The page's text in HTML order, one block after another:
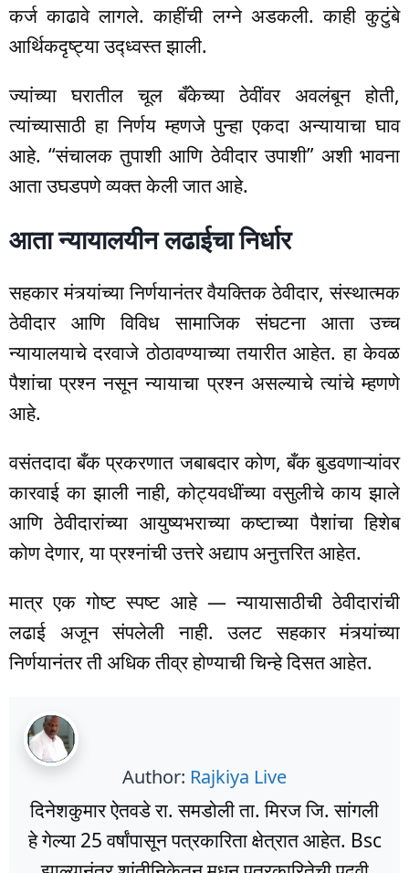
कर्ज काढावे लागले. काहींची लग्ने अडकली. काही कुटुंबे
आर्थिकदृष्ट्या उद्ध्वस्त झाली.
ज्यांच्या घरातील चूल बँकेच्या ठेवींवर अवलंबून होती,
त्यांच्यासाठी हा निर्णय म्हणजे पुन्हा एकदा अन्यायाचा घाव
आहे. “संचालक तुपाशी आणि ठेवीदार उपाशी” अशी भावना
आता उघडपणे व्यक्त केली जात आहे.
आता न्यायालयीन लढाईचा निर्धार
सहकार मंत्र्यांच्या निर्णयानंतर वैयक्तिक ठेवीदार, संस्थात्मक
ठेवीदार आणि विविध सामाजिक संघटना आता उच्च
न्यायालयाचे दरवाजे ठोठावण्याच्या तयारीत आहेत. हा केवळ
पैशांचा प्रश्न नसून न्यायाचा प्रश्न असल्याचे त्यांचे म्हणणे
आहे.
वसंतदादा बँक प्रकरणात जबाबदार कोण, बँक बुडवणाऱ्यांवर
कारवाई का झाली नाही, कोट्यवधींच्या वसुलीचे काय झाले
आणि ठेवीदारांच्या आयुष्यभराच्या कष्टाच्या पैशांचा हिशेब
कोण देणार, या प्रश्नांची उत्तरे अद्याप अनुत्तरित आहेत.
मात्र एक गोष्ट स्पष्ट आहे — न्यायासाठीची ठेवीदारांची
लढाई अजून संपलेली नाही. उलट सहकार मंत्र्यांच्या
निर्णयानंतर ती अधिक तीव्र होण्याची चिन्हे दिसत आहेत.
Author: Rajkiya Live
दिनेशकुमार ऐतवडे रा. समडोली ता. मिरज जि. सांगली
हे गेल्या 25 वर्षांपासून पत्रकारिता क्षेत्रात आहेत. Bsc